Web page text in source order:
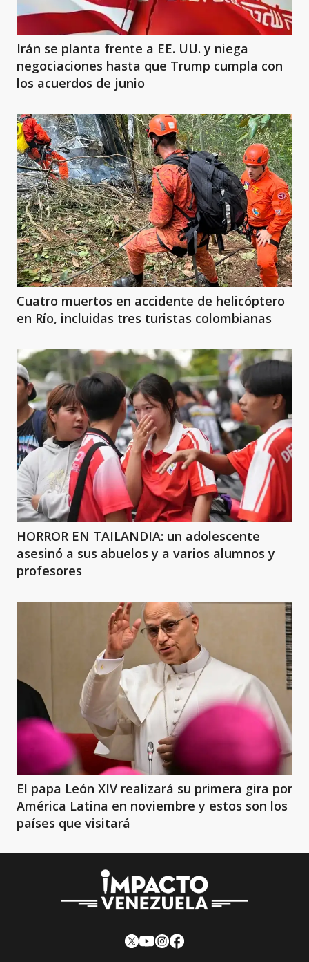
Irán se planta frente a EE. UU. y niega
negociaciones hasta que Trump cumpla con
los acuerdos de junio
Cuatro muertos en accidente de helicóptero
en Río, incluidas tres turistas colombianas
HORROR EN TAILANDIA: un adolescente
asesinó a sus abuelos y a varios alumnos y
profesores
El papa León XIV realizará su primera gira por
América Latina en noviembre y estos son los
países que visitará